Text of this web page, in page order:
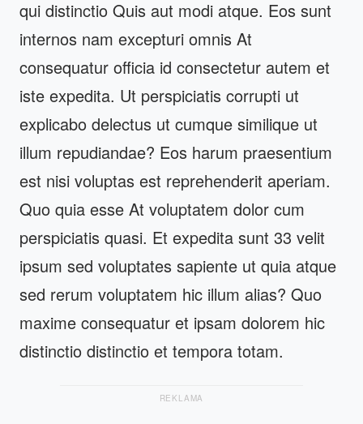
qui distinctio Quis aut modi atque. Eos sunt
internos nam excepturi omnis At
consequatur officia id consectetur autem et
iste expedita. Ut perspiciatis corrupti ut
explicabo delectus ut cumque similique ut
illum repudiandae? Eos harum praesentium
est nisi voluptas est reprehenderit aperiam.
Quo quia esse At voluptatem dolor cum
perspiciatis quasi. Et expedita sunt 33 velit
ipsum sed voluptates sapiente ut quia atque
sed rerum voluptatem hic illum alias? Quo
maxime consequatur et ipsam dolorem hic
distinctio distinctio et tempora totam.
REKLAMA